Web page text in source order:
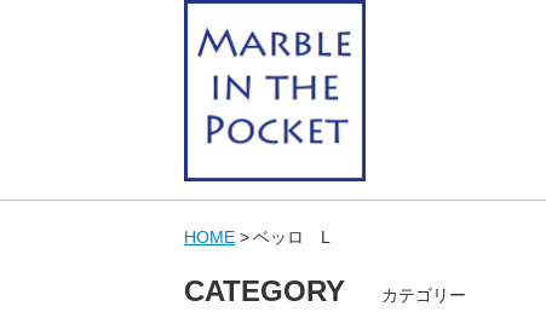
HOME ベッロ L
CATEGORY カテゴリー